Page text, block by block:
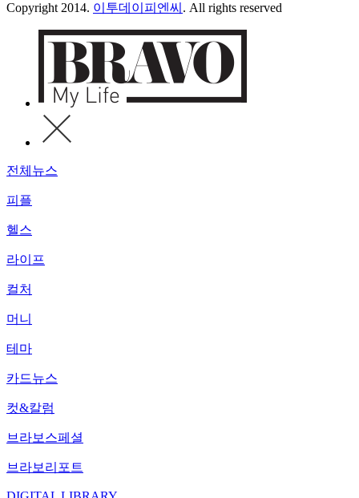
Copyright 2014. 이투데이피엔씨 . All rights reserved
전체뉴스
피플
헬스
라이프
컬처
머니
테마
카드뉴스
컷&칼럼
브라보스페셜
브라보리포트